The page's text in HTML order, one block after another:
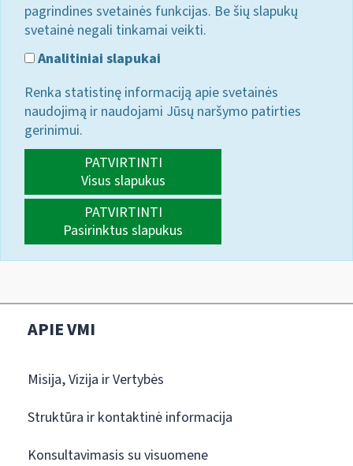
pagrindines svetainės funkcijas. Be šių slapukų
svetainė negali tinkamai veikti.
Analitiniai slapukai
Renka statistinę informaciją apie svetainės
naudojimą ir naudojami Jūsų naršymo patirties
gerinimui.
PATVIRTINTI
Visus slapukus
PATVIRTINTI
Pasirinktus slapukus
APIE VMI
Misija, Vizija ir Vertybės
Struktūra ir kontaktinė informacija
Konsultavimasis su visuomene